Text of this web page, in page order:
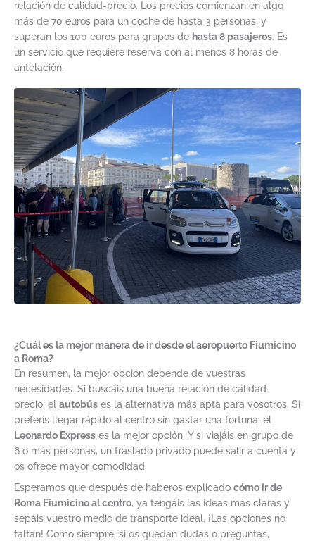
relación de calidad-precio. Los precios comienzan en algo
más de 70 euros para un coche de hasta 3 personas, y
superan los 100 euros para grupos de hasta 8 pasajeros. Es
un servicio que requiere reserva con al menos 8 horas de
antelación.
¿Cuál es la mejor manera de ir desde el aeropuerto Fiumicino
a Roma?
En resumen, la mejor opción depende de vuestras
necesidades. Si buscáis una buena relación de calidad-
precio, el autobús es la alternativa más apta para vosotros. Si
preferís llegar rápido al centro sin gastar una fortuna, el
Leonardo Express es la mejor opción. Y si viajáis en grupo de
6 o más personas, un traslado privado puede salir a cuenta y
os ofrece mayor comodidad.
Esperamos que después de haberos explicado cómo ir de
Roma Fiumicino al centro, ya tengáis las ideas más claras y
sepáis vuestro medio de transporte ideal. ¡Las opciones no
faltan! Como siempre, si os quedan dudas o preguntas,